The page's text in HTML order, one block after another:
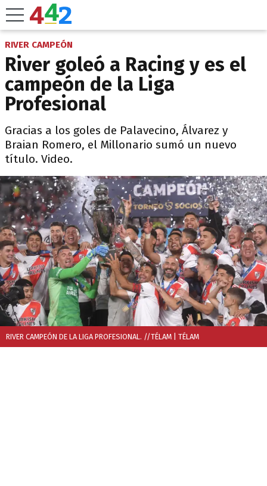
RIVER CAMPEÓN
River goleó a Racing y es el
campeón de la Liga
Profesional
Gracias a los goles de Palavecino, Álvarez y
Braian Romero, el Millonario sumó un nuevo
título. Video.
RIVER CAMPEÓN DE LA LIGA PROFESIONAL. //TÉLAM | TÉLAM